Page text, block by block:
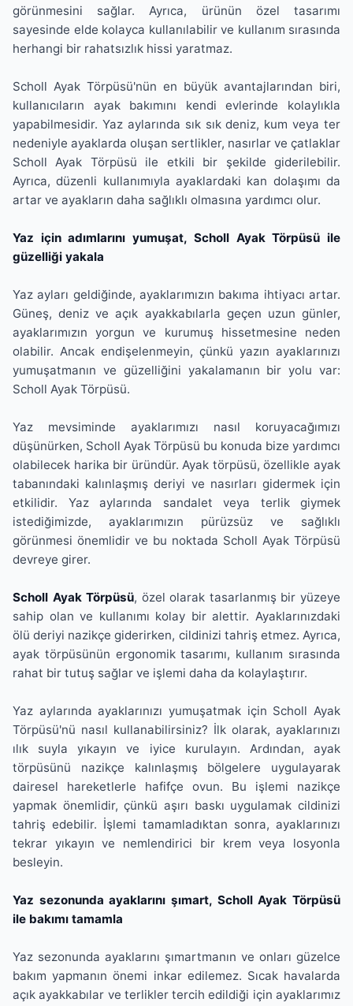
görünmesini sağlar. Ayrıca, ürünün özel tasarımı
sayesinde elde kolayca kullanılabilir ve kullanım sırasında
herhangi bir rahatsızlık hissi yaratmaz.
Scholl Ayak Törpüsü'nün en büyük avantajlarından biri,
kullanıcıların ayak bakımını kendi evlerinde kolaylıkla
yapabilmesidir. Yaz aylarında sık sık deniz, kum veya ter
nedeniyle ayaklarda oluşan sertlikler, nasırlar ve çatlaklar
Scholl Ayak Törpüsü ile etkili bir şekilde giderilebilir.
Ayrıca, düzenli kullanımıyla ayaklardaki kan dolaşımı da
artar ve ayakların daha sağlıklı olmasına yardımcı olur.
Yaz için adımlarını yumuşat, Scholl Ayak Törpüsü ile
güzelliği yakala
Yaz ayları geldiğinde, ayaklarımızın bakıma ihtiyacı artar.
Güneş, deniz ve açık ayakkabılarla geçen uzun günler,
ayaklarımızın yorgun ve kurumuş hissetmesine neden
olabilir. Ancak endişelenmeyin, çünkü yazın ayaklarınızı
yumuşatmanın ve güzelliğini yakalamanın bir yolu var:
Scholl Ayak Törpüsü.
Yaz mevsiminde ayaklarımızı nasıl koruyacağımızı
düşünürken, Scholl Ayak Törpüsü bu konuda bize yardımcı
olabilecek harika bir üründür. Ayak törpüsü, özellikle ayak
tabanındaki kalınlaşmış deriyi ve nasırları gidermek için
etkilidir. Yaz aylarında sandalet veya terlik giymek
istediğimizde, ayaklarımızın pürüzsüz ve sağlıklı
görünmesi önemlidir ve bu noktada Scholl Ayak Törpüsü
devreye girer.
Scholl Ayak Törpüsü, özel olarak tasarlanmış bir yüzeye
sahip olan ve kullanımı kolay bir alettir. Ayaklarınızdaki
ölü deriyi nazikçe giderirken, cildinizi tahriş etmez. Ayrıca,
ayak törpüsünün ergonomik tasarımı, kullanım sırasında
rahat bir tutuş sağlar ve işlemi daha da kolaylaştırır.
Yaz aylarında ayaklarınızı yumuşatmak için Scholl Ayak
Törpüsü'nü nasıl kullanabilirsiniz? İlk olarak, ayaklarınızı
ılık suyla yıkayın ve iyice kurulayın. Ardından, ayak
törpüsünü nazikçe kalınlaşmış bölgelere uygulayarak
dairesel hareketlerle hafifçe ovun. Bu işlemi nazikçe
yapmak önemlidir, çünkü aşırı baskı uygulamak cildinizi
tahriş edebilir. İşlemi tamamladıktan sonra, ayaklarınızı
tekrar yıkayın ve nemlendirici bir krem veya losyonla
besleyin.
Yaz sezonunda ayaklarını şımart, Scholl Ayak Törpüsü
ile bakımı tamamla
Yaz sezonunda ayaklarını şımartmanın ve onları güzelce
bakım yapmanın önemi inkar edilemez. Sıcak havalarda
açık ayakkabılar ve terlikler tercih edildiği için ayaklarımız